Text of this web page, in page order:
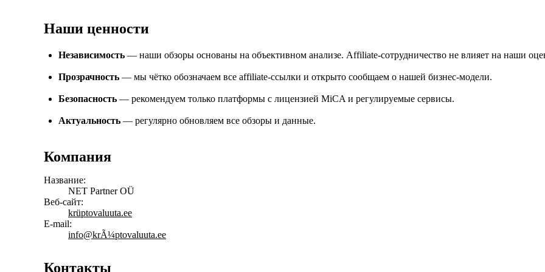
Наши ценности
Независимость — наши обзоры основаны на объективном анализе. Affiliate-сотрудничество не влияет на наши
Прозрачность — мы чётко обозначаем все affiliate-ссылки и открыто сообщаем о нашей бизнес-модели.
Безопасность — рекомендуем только платформы с лицензией MiCA и регулируемые сервисы.
Актуальность — регулярно обновляем все обзоры и данные.
Компания
Название:
NET Partner OÜ
Веб-сайт:
krüptovaluuta.ee
E-mail:
info@krÃ¼ptovaluuta.ee
Контакты